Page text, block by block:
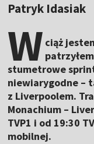
Patryk Idasiak
W ciąż
stumetrowe
niewiarygodne –
z Liverpoolem.
Monachium –
TVP1 i od 19:30
mobilnej.